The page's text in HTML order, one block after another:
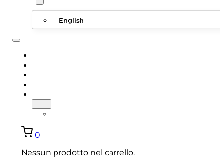
English
0
Nessun prodotto nel carrello.